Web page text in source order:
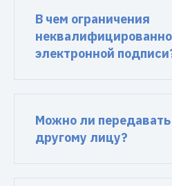
В чем ограничения
электронной
Можно ли
другому лицу?